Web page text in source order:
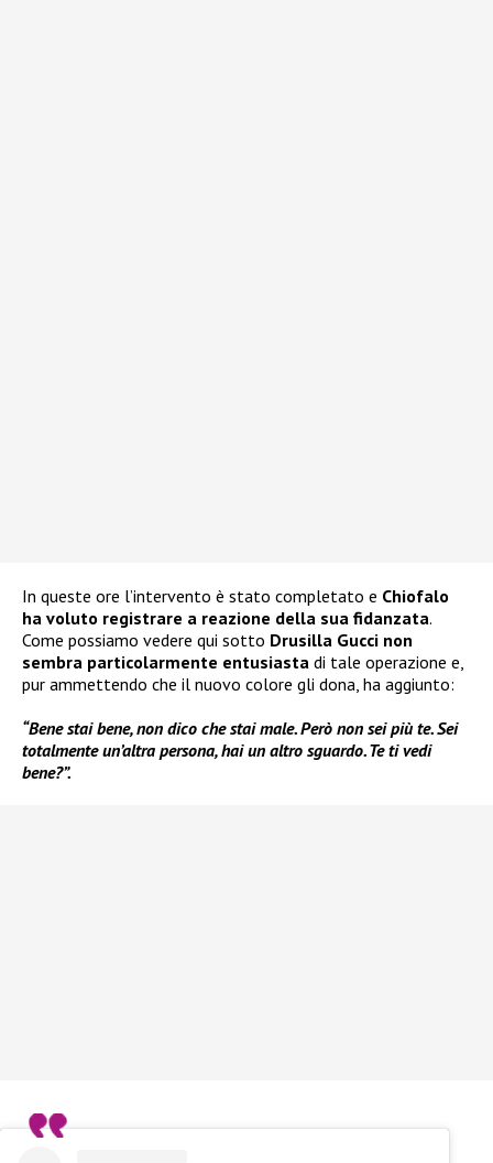
In queste ore l’intervento è stato completato e Chiofalo
ha voluto registrare a reazione della sua fidanzata.
Come possiamo vedere qui sotto Drusilla Gucci non
sembra particolarmente entusiasta di tale operazione e,
pur ammettendo che il nuovo colore gli dona, ha aggiunto:
“Bene stai bene, non dico che stai male. Però non sei più te. Sei
totalmente un’altra persona, hai un altro sguardo. Te ti vedi
bene?”.